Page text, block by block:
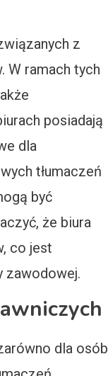
z
W ramach tych
posiadają
dla
tłumaczeń
być
że biura
co jest
zawodowej.
dla osób